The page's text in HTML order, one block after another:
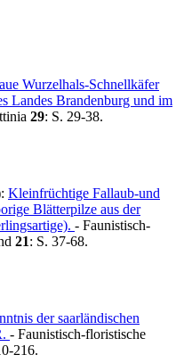
Wurzelhals-Schnellkäfer
Landes Brandenburg und im
29: S. 29-38.
Kleinfrüchtige Fallaub-und
Blätterpilze aus der
. - Faunistisch-
21: S. 37-68.
der saarländischen
. - Faunistisch-floristische
216.